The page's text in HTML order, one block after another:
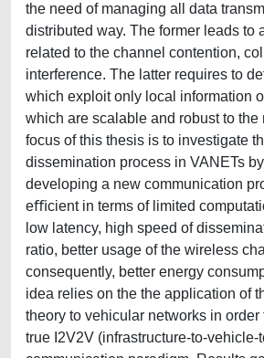
the need of managing all data
distributed way. The former leads to
related to the channel contention,
interference. The latter requires to
which exploit only local information
which are scalable and robust to the
focus of this thesis is to investigate
dissemination process in VANETs
developing a new communication
eﬃcient in terms of limited
low latency, high speed of
ratio, better usage of the wireless
consequently, better energy
idea relies on the the application of
theory to vehicular networks in order
true I2V2V (infrastructure-to-vehicle-